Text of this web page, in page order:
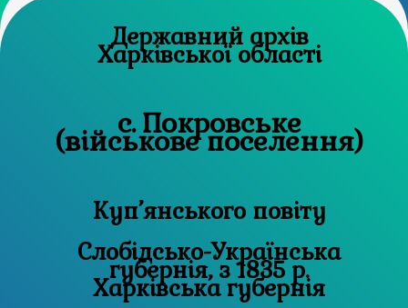
Державний архів
Харківської області
с. Покровське
(військове поселення)
Куп’янського повіту
Слобідсько-Українська
губернія, з 1835 р.
Харківська губернія